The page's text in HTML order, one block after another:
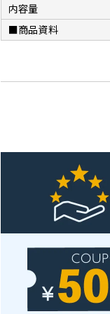
内容量
■商品資料